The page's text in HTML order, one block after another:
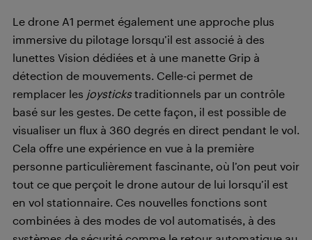
Le drone A1 permet également une approche plus
immersive du pilotage lorsqu’il est associé à des
lunettes Vision dédiées et à une manette Grip à
détection de mouvements. Celle-ci permet de
remplacer les joystickstraditionnels par un contrôle
basé sur les gestes. De cette façon, il est possible de
visualiser un flux à 360 degrés en direct pendant le vol.
Cela offre une expérience en vue à la première
personne particulièrement fascinante, où l’on peut voir
tout ce que perçoit le drone autour de lui lorsqu’il est
en vol stationnaire. Ces nouvelles fonctions sont
combinées à des modes de vol automatisés, à des